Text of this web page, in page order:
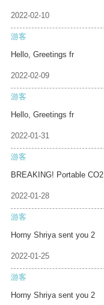
2022-02-10
游客
Hello, Greetings fr
2022-02-09
游客
Hello, Greetings fr
2022-01-31
游客
BREAKING! Portable CO2
2022-01-28
游客
Horny Shriya sent you 2
2022-01-25
游客
Horny Shriya sent you 2